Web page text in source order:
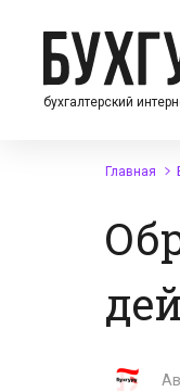
бухгалтерский
Главная